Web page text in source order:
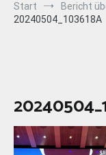
Start
Bericht
20240504_103618A